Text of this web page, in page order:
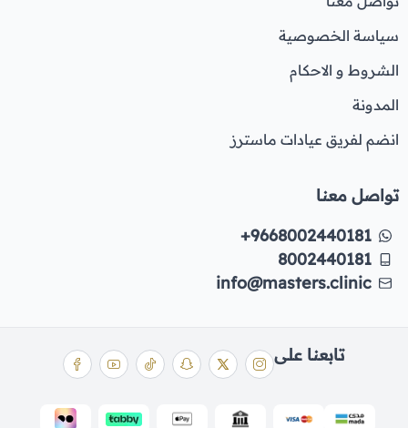
سياسة الخصوصية
الشروط و الاحكام
المدونة
انضم لفريق عيادات ماسترز
تواصل معنا
+9668002440181
8002440181
info@masters.clinic
تابعنا على